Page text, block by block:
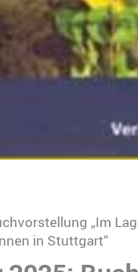
„Im
in Stuttgart“